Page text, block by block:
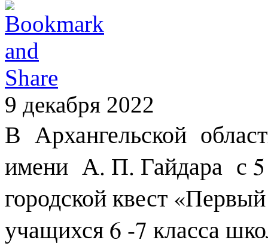
9 декабря 2022
В Архангельской
имени А. П. Гайдара с 5
городской квест
учащихся 6 -7 класса